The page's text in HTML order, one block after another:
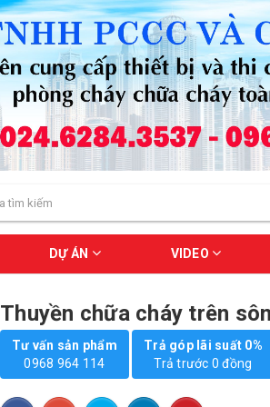
DỰ ÁN VIDEO
Thuyền chữa cháy trên
Tư vấn sản phẩm
0968 964 114
Trả góp lãi suất 0%
Trả trước 0 đồng